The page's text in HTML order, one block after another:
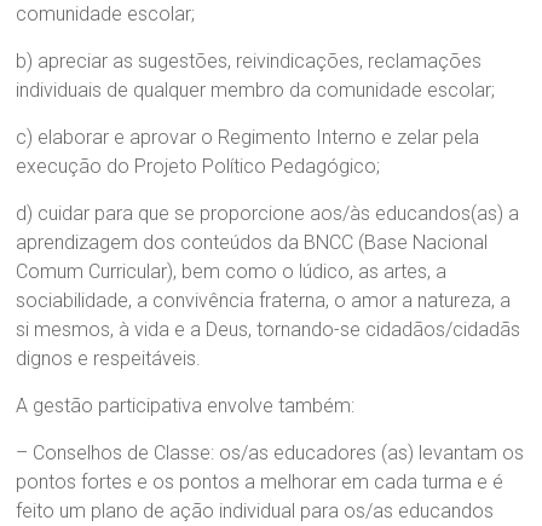
comunidade escolar;
b) apreciar as sugestões, reivindicações, reclamações
individuais de qualquer membro da comunidade escolar;
c) elaborar e aprovar o Regimento Interno e zelar pela
execução do Projeto Político Pedagógico;
d) cuidar para que se proporcione aos/às educandos(as) a
aprendizagem dos conteúdos da BNCC (Base Nacional
Comum Curricular), bem como o lúdico, as artes, a
sociabilidade, a convivência fraterna, o amor a natureza, a
si mesmos, à vida e a Deus, tornando-se cidadãos/cidadãs
dignos e respeitáveis.
A gestão participativa envolve também:
– Conselhos de Classe: os/as educadores (as) levantam os
pontos fortes e os pontos a melhorar em cada turma e é
feito um plano de ação individual para os/as educandos